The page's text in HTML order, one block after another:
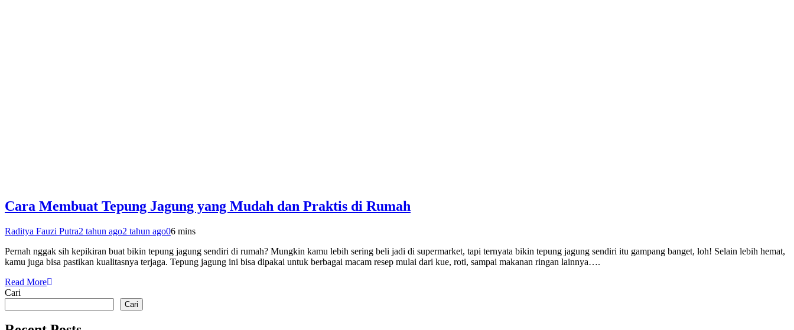
Cara Membuat Tepung Jagung yang Mudah dan Praktis di Rumah
Raditya Fauzi Putra2 tahun ago2 tahun ago06 mins
Pernah nggak sih kepikiran buat bikin tepung jagung sendiri di rumah? Mungkin kamu lebih sering beli jadi di supermarket, tapi ternyata bikin tepung jagung sendiri itu gampang banget, loh! Selain lebih hemat,
kamu juga bisa pastikan kualitasnya terjaga. Tepung jagung ini bisa dipakai untuk berbagai macam resep mulai dari kue, roti, sampai makanan ringan lainnya….
Read More
Cari
Cari